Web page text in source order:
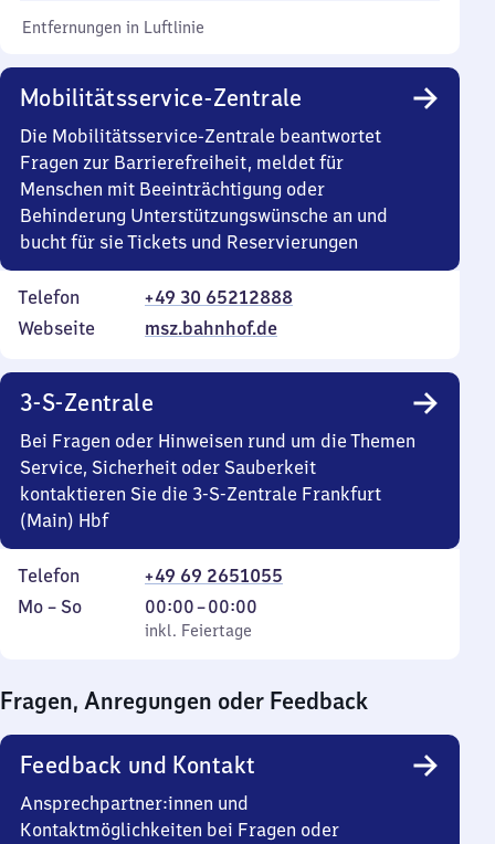
Entfernungen in Luftlinie
Mobilitätsservice-Zentrale
Die Mobilitätsservice-Zentrale beantwortet
Fragen zur Barrierefreiheit, meldet für
Menschen mit Beeinträchtigung oder
Behinderung Unterstützungswünsche an und
bucht für sie Tickets und Reservierungen
Telefon
+49 30 65212888
Webseite
msz.bahnhof.de
3-S-Zentrale
Bei Fragen oder Hinweisen rund um die Themen
Service, Sicherheit oder Sauberkeit
kontaktieren Sie die 3-S-Zentrale Frankfurt
(Main) Hbf
Telefon
+49 69 2651055
Montag
Mo – So,
inkl. Feiertage
00:00–00:00
Von
0
0
Uhr
inkl. Feiertage
Fragen, Anregungen oder Feedback
Feedback und Kontakt
Ansprechpartner:innen und
Kontaktmöglichkeiten bei Fragen oder